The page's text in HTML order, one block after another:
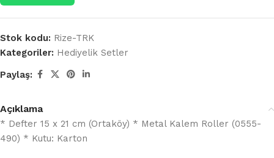
Stok kodu: Rize-TRK
Kategoriler: Hediyelik Setler
Paylaş:
Açıklama
* Defter 15 x 21 cm (Ortaköy) * Metal Kalem Roller (0555-
490) * Kutu: Karton